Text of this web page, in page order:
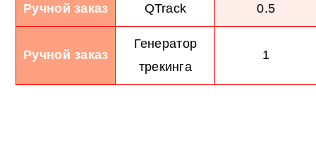
Ручной заказ QTrack 0.5
Ручной заказ
Генератор
трекинга
1